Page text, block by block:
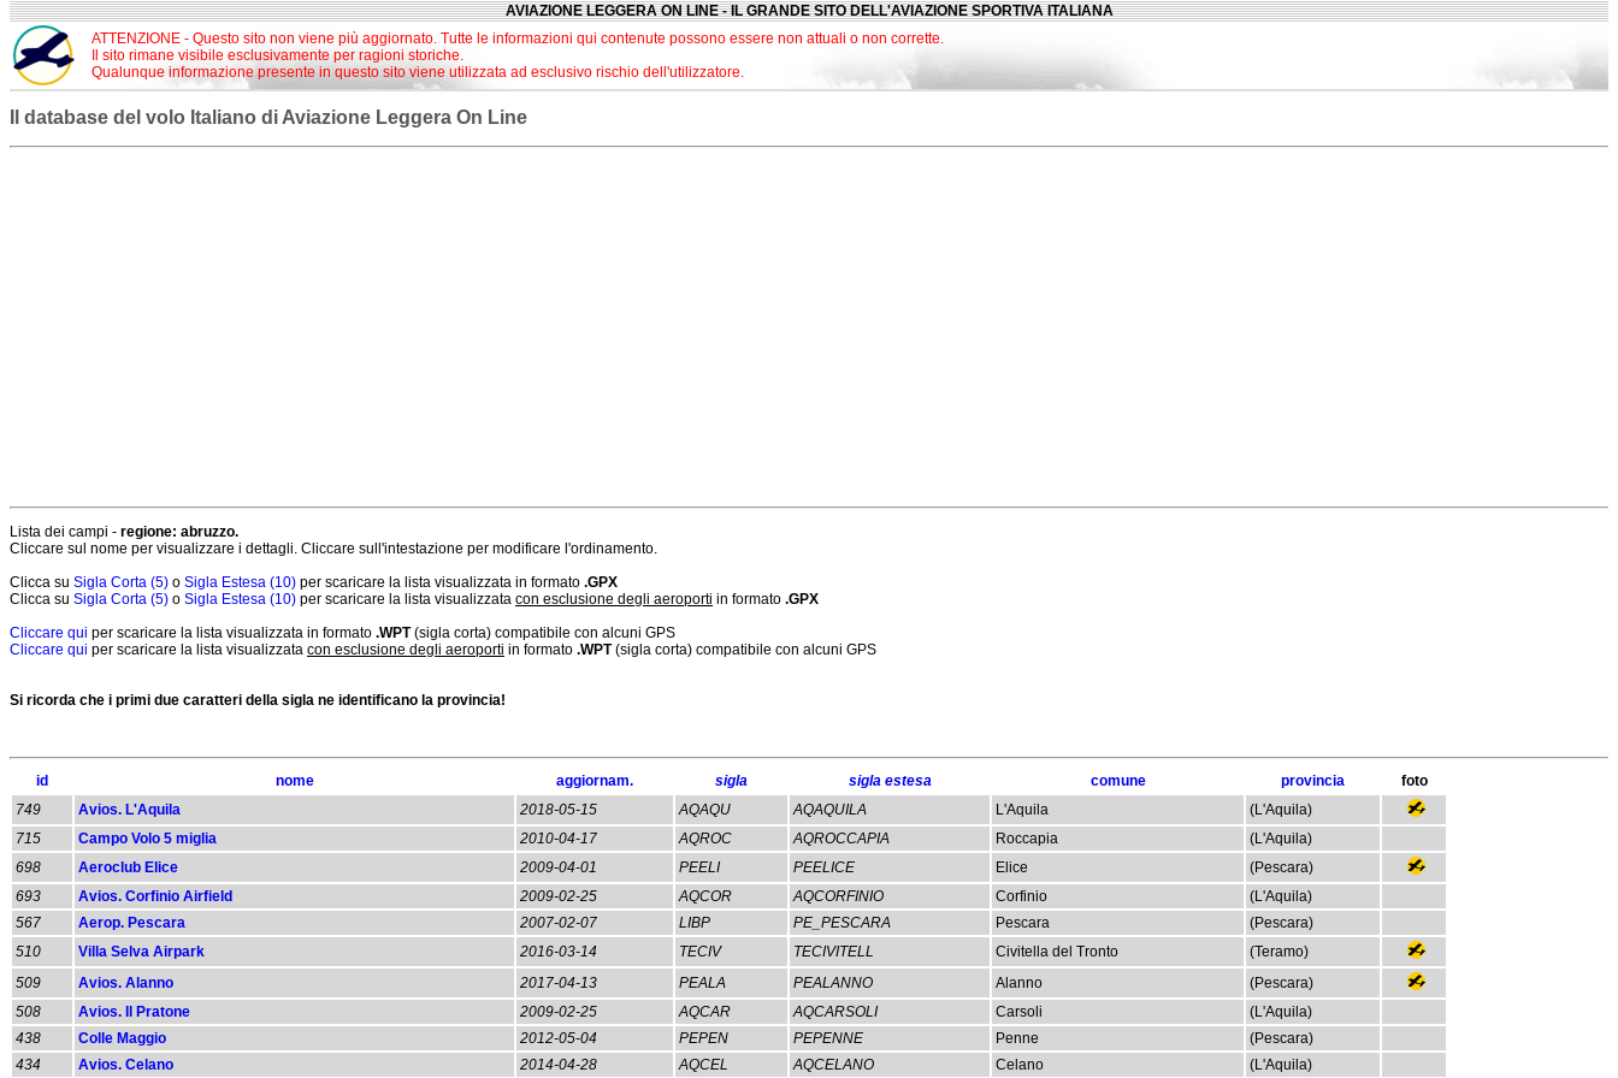
AVIAZIONE LEGGERA ON LINE - IL GRANDE SITO DELL'AVIAZIONE SPORTIVA ITALIANA
ATTENZIONE - Questo sito non viene più aggiornato. Tutte le informazioni qui contenute possono essere non attuali o non corrette.
Il sito rimane visibile esclusivamente per ragioni storiche.
Qualunque informazione presente in questo sito viene utilizzata ad esclusivo rischio dell'utilizzatore.
Il database del volo Italiano di Aviazione Leggera On Line
Lista dei campi - regione: abruzzo.
Cliccare sul nome per visualizzare i dettagli. Cliccare sull'intestazione per modificare l'ordinamento.
Clicca su Sigla Corta (5) o Sigla Estesa (10) per scaricare la lista visualizzata in formato .GPX
Clicca su Sigla Corta (5) o Sigla Estesa (10) per scaricare la lista visualizzata con esclusione degli aeroporti in formato .GPX
Cliccare qui per scaricare la lista visualizzata in formato .WPT(sigla corta) compatibile con alcuni GPS
Cliccare qui per scaricare la lista visualizzata con esclusione degli aeroporti in formato .WPT(sigla corta) compatibile con alcuni GPS
Si ricorda che i primi due caratteri della sigla ne identificano la provincia!
id nome aggiornam. sigla sigla estesa comune provincia
foto
749
Avios. L'Aquila 2018-05-15 AQAQU AQAQUILA L'Aquila
(L'Aquila)
715
Campo Volo 5 miglia 2010-04-17 AQROC AQROCCAPIA Roccapia
(L'Aquila)
698
Aeroclub Elice 2009-04-01 PEELI PEELICE Elice
(Pescara)
693
Avios. Corfinio Airfield 2009-02-25 AQCOR AQCORFINIO Corfinio
(L'Aquila)
567
Aerop. Pescara 2007-02-07 LIBP PE_PESCARA Pescara
(Pescara)
510
Villa Selva Airpark 2016-03-14 TECIV TECIVITELL Civitella del Tronto
(Teramo)
509
Avios. Alanno 2017-04-13 PEALA PEALANNO Alanno
(Pescara)
508
Avios. Il Pratone 2009-02-25 AQCAR AQCARSOLI Carsoli
(L'Aquila)
438
Colle Maggio 2012-05-04 PEPEN PEPENNE Penne
(Pescara)
434
Avios. Celano 2014-04-28 AQCEL AQCELANO Celano (L'Aquila)